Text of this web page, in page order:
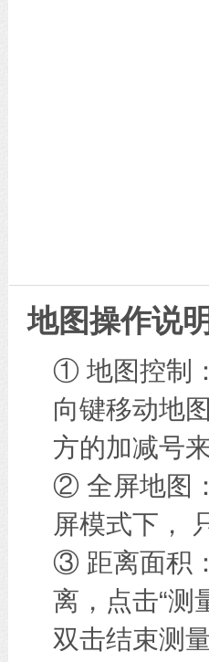
地图操作说
① 地图控制
向键移动地
方的加减号
② 全屏地图
屏模式下，
③ 距离面积
离，点击“测
双击结束测量